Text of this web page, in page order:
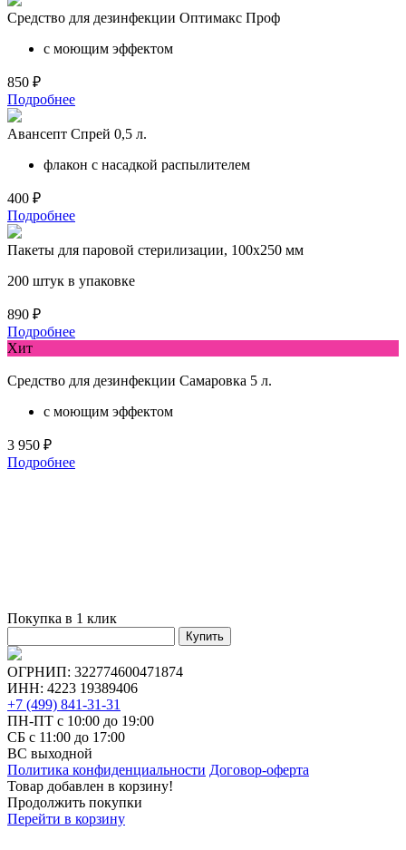
Средство для дезинфекции Оптимакс Проф
с моющим эффектом
850 ₽
Подробнее
Авансепт Спрей 0,5 л.
флакон с насадкой распылителем
400 ₽
Подробнее
Пакеты для паровой стерилизации, 100х250 мм
200 штук в упаковке
890 ₽
Подробнее
Хит
Средство для дезинфекции Самаровка 5 л.
с моющим эффектом
3 950 ₽
Подробнее
Покупка в 1 клик
Купить
ОГРНИП: 322774600471874
ИНН: 4223 19389406
+7 (499) 841-31-31
ПН-ПТ с 10:00 до 19:00
СБ c 11:00 до 17:00
ВС выходной
Политика конфиденциальности Договор-оферта
Товар добавлен в корзину!
Продолжить покупки
Перейти в корзину